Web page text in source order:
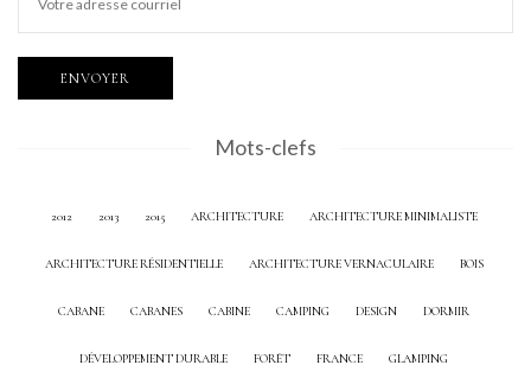
Mots-clefs
2012 2013 2015 ARCHITECTURE ARCHITECTURE MINIMALISTE
ARCHITECTURE RÉSIDENTIELLE ARCHITECTURE VERNACULAIRE BOIS
CABANE CABANES CABINE CAMPING DESIGN DORMIR
DÉVELOPPEMENT DURABLE FORÊT FRANCE GLAMPING